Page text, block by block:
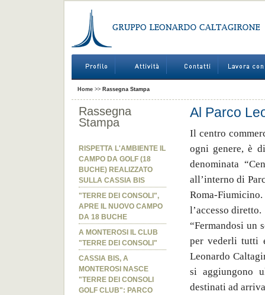
Home>> Rassegna Stampa
Rassegna
Stampa
RISPETTA L'AMBIENTE IL
CAMPO DA GOLF (18
BUCHE) REALIZZATO
SULLA CASSIA BIS
"TERRE DEI CONSOLI",
APRE IL NUOVO CAMPO
DA 18 BUCHE
A MONTEROSI IL CLUB
"TERRE DEI CONSOLI"
CASSIA BIS, A
MONTEROSI NASCE
"TERRE DEI CONSOLI
GOLF CLUB": PARCO
Al Parco
Il centro
ogni genere, è
denominata
all’interno di
Roma-
l’accesso diretto.
“Fermandosi un
per vederli tutti
Leonardo
si aggiungono
destinati ad